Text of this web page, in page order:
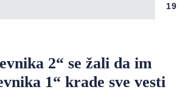
19
2“ se žali da im
1“ krade sve vesti